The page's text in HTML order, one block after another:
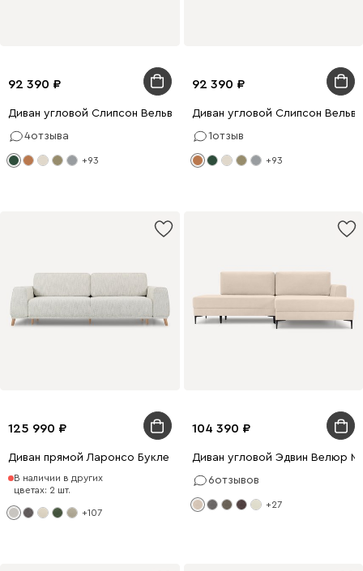
92 390
Диван угловой Слипсон Вельвет Зеленый
4отзыва
+93
92 390
Диван угловой Слипсон
1отзыв
+93
125 990
Диван прямой Ларонсо Букле Молочно-серый
В наличии в других
цветах: 2 шт.
+107
104 390
Диван угловой Эдвин Велюр
6отзывов
+27